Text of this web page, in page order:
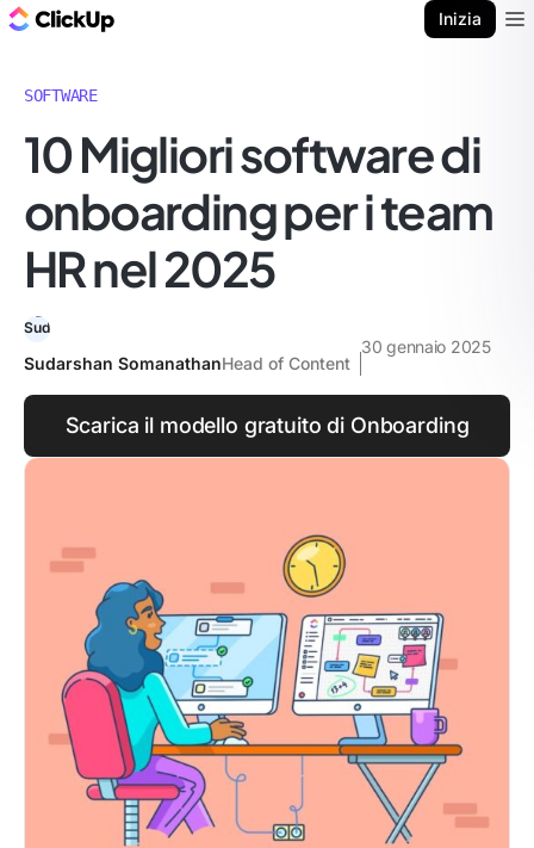
Inizia
SOFTWARE
10 Migliori software di
onboarding per i team
HR nel 2025
Sudarshan SomanathanHead of Content
30 gennaio 2025
Scarica il modello gratuito di Onboarding